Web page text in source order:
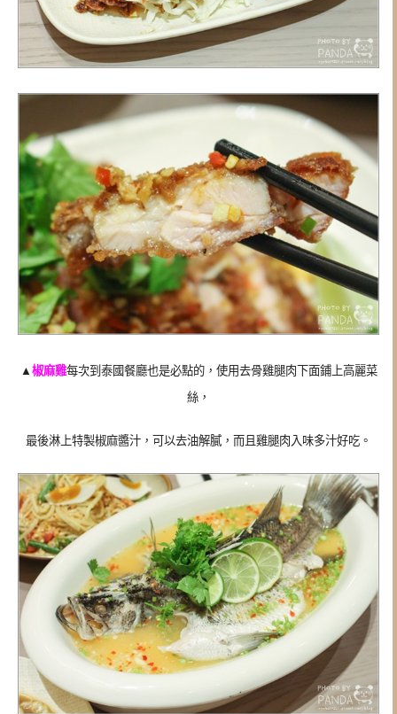
▲ 椒麻雞每次到泰國餐廳也是必點的，使用去骨雞腿肉下面鋪上高麗菜
絲，
最後淋上特製椒麻醬汁，可以去油解膩，而且雞腿肉入味多汁好吃。